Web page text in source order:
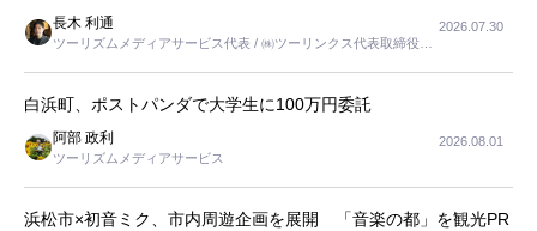
長木 利通
ツーリズムメディアサービス代表 / ㈱ツーリンクス代表取締役社
2026.07.30
白浜町、ポストパンダで大学生に100万円委託
阿部 政利
ツーリズムメディアサービス
2026.08.01
浜松市×初音ミク、市内周遊企画を展開 「音楽の都」を観光PR